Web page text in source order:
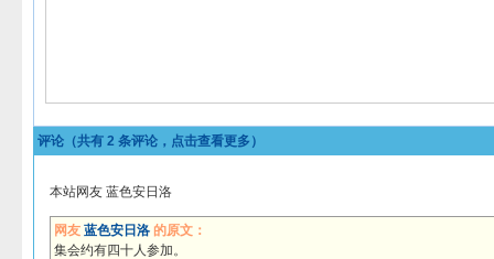
评论（共有 2 条评论，点击查看更多）
本站网友 蓝色安日洛
网友 蓝色安日洛的原文：
集会约有四十人参加。